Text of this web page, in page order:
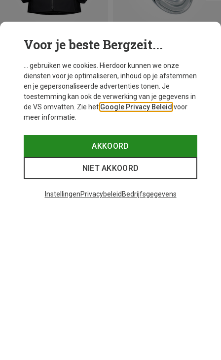
Je bespaart 15% Je bespaart 16%
Voor je beste Bergzeit...
... gebruiken we cookies. Hierdoor kunnen we onze
diensten voor je optimaliseren, inhoud op je afstemmen
en je gepersonaliseerde advertenties tonen. Je
toestemming kan ook de verwerking van je gegevens in
de VS omvatten. Zie het Google Privacy Beleid voor
meer informatie.
AKKOORD
NIET AKKOORD
InstellingenPrivacybeleid Bedrijfsgegevens